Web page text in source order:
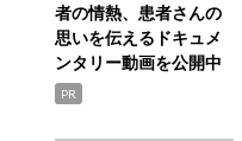
者の情熱、患者さんの
思いを伝えるドキュメ
ンタリー動画を公開中
PR